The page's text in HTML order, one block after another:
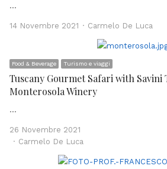
…
14 Novembre 2021 Author
Carmelo De Luca
Food & Beverage Turismo e viaggi
Tuscany Gourmet Safari with
Monterosola Winery
…
26 Novembre 2021
Author
Carmelo De Luca